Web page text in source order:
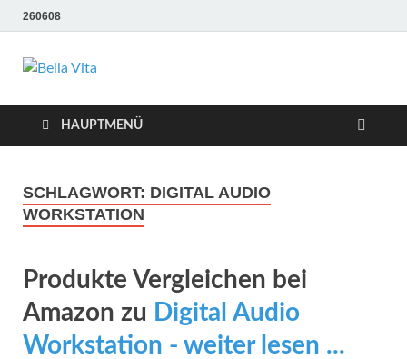
260608
Bella Vita
Wellness Fitness
Tipps
Tipps
HAUPTMENÜ
SCHLAGWORT: DIGITAL AUDIO
WORKSTATION
Produkte Vergleichen bei
Amazon zu Digital Audio
Workstation - weiter lesen ...